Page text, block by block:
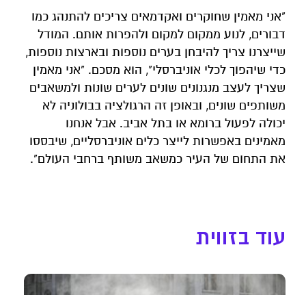
"אני מאמין שחוקרים ואקדמאים צריכים להתנהג כמו
דבורים, לנוע ממקום למקום ולהפרות אותם. המודל
שייצרנו צריך להיבחן בערים נוספות ובארצות נוספות,
כדי שיהפוך לכלי אוניברסלי", הוא מסכם. "אני מאמין
שצריך לעצב מנגנונים שונים לערים שונות ולמשאבים
משותפים שונים, ובאופן זה הרגולציה בבולוניה לא
יכולה לפעול ברומא או בתל אביב. אבל אנחנו
מאמינים באפשרות לייצר כלים אוניברסליים, שיבססו
את התחום של העיר כמשאב משותף ברחבי העולם".
עוד בזווית